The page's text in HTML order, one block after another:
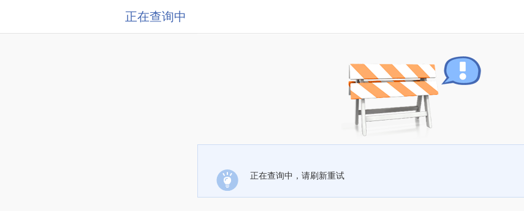
正在查询中
正在查询中，请刷新重试